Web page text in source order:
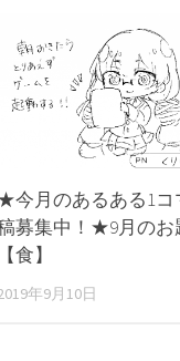
今月のあるある1コ
募集中！★9月のお
【食】
年9月10日